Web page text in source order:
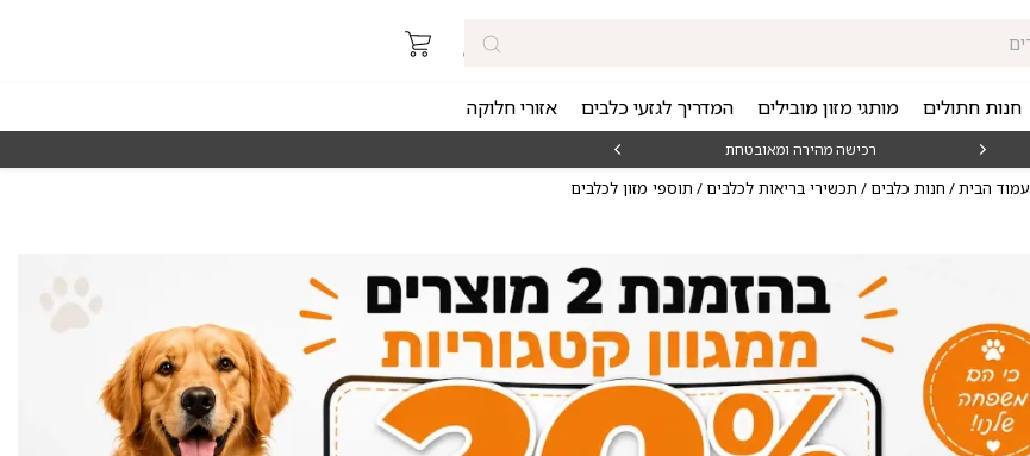
חנות חתולים מותגי מזון מובילים המדריך לגזעי כלבים אזורי חלוקה
רכישה מהירה ומאובטחת
עמוד הבית/ חנות כלבים / תכשירי בריאות לכלבים / תוספי מזון לכלבים